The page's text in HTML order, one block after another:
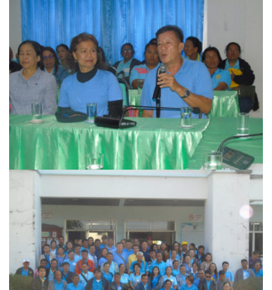
ฮักปัวโฮเทล
เพลินใจ โฮมสเตย์
เฮือนกว่าง
เฮือนสล่า โฮมสเตย์
โกโก้วัลเล่ย์รีสอร์ท
โบทานิกการ์เดนน่าน เกสเฮาส์
โรงแรมแสงอรุณ
โรงแรมโกลเด้น
โฮมปอย